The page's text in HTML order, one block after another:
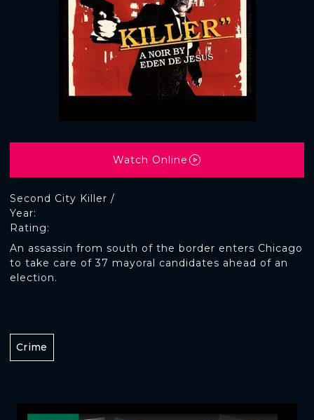
Second City Killer /
Rating:
Year:
An assassin from south of the border enters Chicago
to take care of 37 mayoral candidates ahead of an
election.
Watch Online
Crime